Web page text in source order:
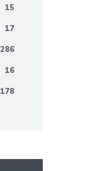
15
17
286
16
178